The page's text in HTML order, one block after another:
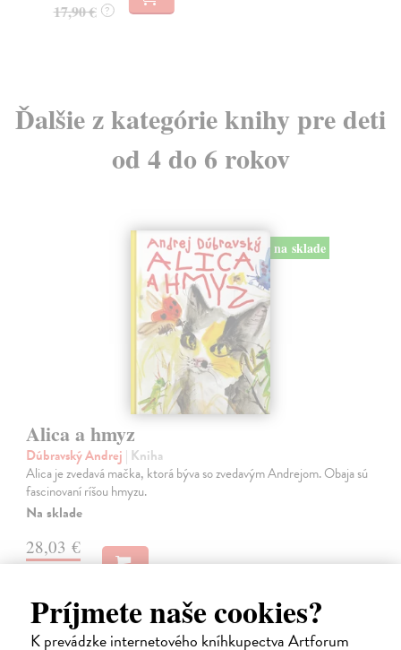
Príjmete naše cookies?
K prevádzke internetového kníhkupectva Artforum
17,90 € ?
Ďalšie z kategórie knihy pre deti
od 4 do 6 rokov
na sklade
Alica a hmyz
Dúbravský Andrej | Kniha
Alica je zvedavá mačka, ktorá býva so zvedavým Andrejom. Obaja sú
fascinovaní ríšou hmyzu.
Na sklade
28,03 €